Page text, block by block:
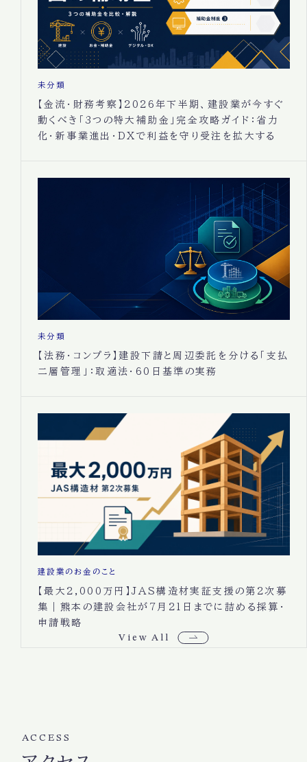
View All
未分類
【金流・財務考察】2026年下半期、建設業が今すぐ
動くべき「3つの特大補助金」完全攻略ガイド：省力
化・新事業進出・DXで利益を守り受注を拡大する
未分類
【法務・コンプラ】建設下請と周辺委託を分ける「支払
二層管理」：取適法・60日基準の実務
建設業のお金のこと
【最大2,000万円】JAS構造材実証支援の第2次募
集｜熊本の建設会社が7月21日までに詰める採算・
申請戦略
ACCESS